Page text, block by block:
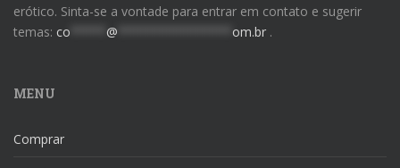
erótico. Sinta-se a vontade para entrar em contato e sugerir
temas: co @ om.br .
MENU
Comprar